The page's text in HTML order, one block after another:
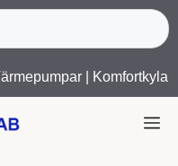
Komfortkyla